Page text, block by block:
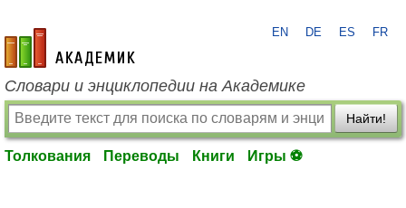
academic.ru
EN DE ES FR
Словари и энциклопедии на Академике
Найти!
Толкования Переводы Книги Игры ⚽